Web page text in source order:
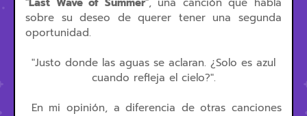
sobre su deseo de querer tener una segunda
oportunidad.
"Justo donde las aguas se aclaran. ¿Solo es azul
cuando refleja el cielo?".
En mi opinión, a diferencia de otras canciones